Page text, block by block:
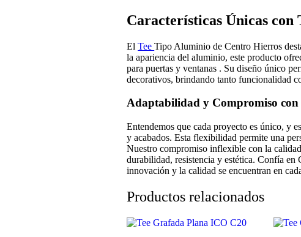
Características Únicas
ElTeeTipo Aluminio de Centro Hierros
la apariencia del aluminio, este producto
para puertas y ventanas . Su diseño único
decorativos, brindando tanto funcionalidad
Adaptabilidad y Compromiso con
Entendemos que cada proyecto es único, y
y acabados. Esta flexibilidad permite una
Nuestro compromiso inflexible con la
durabilidad, resistencia y estética. Confía
innovación y la calidad se encuentran en
Productos relacionados